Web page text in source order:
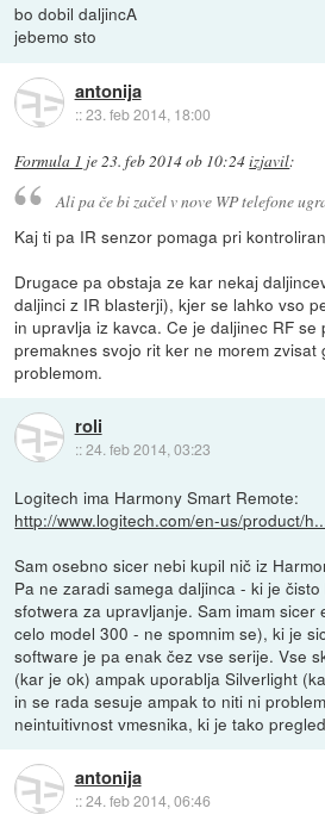
bo dobil daljincA
jebemo sto
antonija
::23. feb 2014, 18:00
Formula 1 je23. feb 2014 ob 10:24izjavil:
Ali pa če bi začel v nove WP telefone
Kaj ti pa IR senzor pomaga pri
Drugace pa obstaja ze kar nekaj
daljinci z IR blasterji), kjer se lahko vso
in upravlja iz kavca. Ce je daljinec RF
premaknes svojo rit ker ne morem zvisat
problemom.
roli
::24. feb 2014, 03:23
Logitech ima Harmony Smart Remote:
http://www.logitech.com/en-us/product/
Sam osebno sicer nebi kupil nič iz
Pa ne zaradi samega daljinca - ki je
sfotwera za upravljanje. Sam imam sicer
celo model 300 - ne spomnim se), ki je
software je pa enak čez vse serije. Vse
(kar je ok) ampak uporablja Silverlight
in se rada sesuje ampak to niti ni
neintuitivnost vmesnika, ki je tako
antonija
::24. feb 2014, 06:46